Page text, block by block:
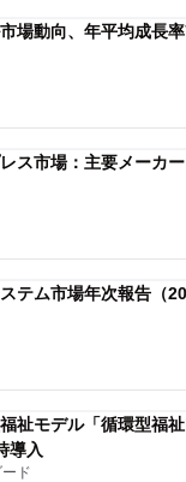
場動向、年平均成長
ス市場：主要メーカ
テム市場年次報告（
祉モデル「循環型福
導入
ド